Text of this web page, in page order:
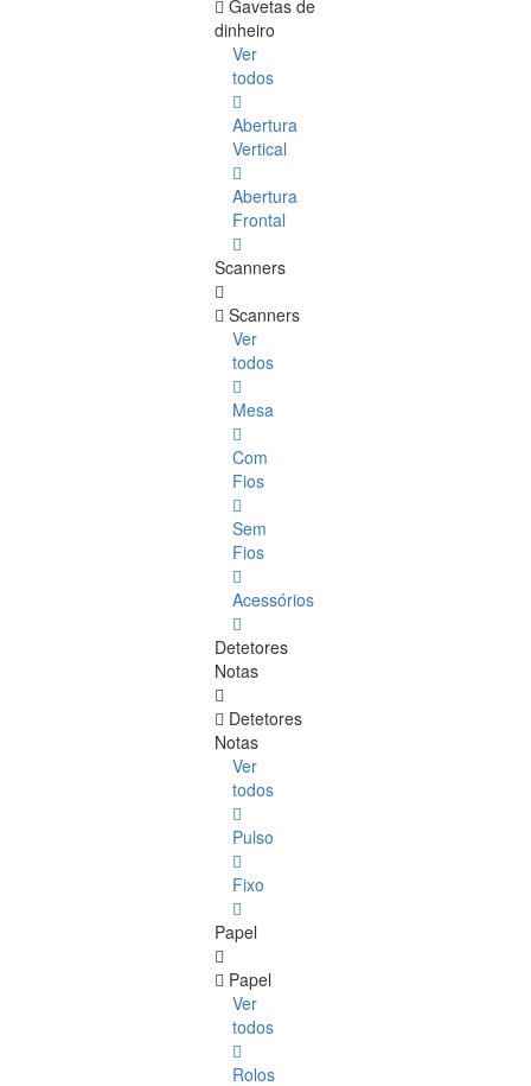
Gavetas de
dinheiro
Ver
todos
Abertura
Vertical
Abertura
Frontal
Scanners
Scanners
Ver
todos
Mesa
Com
Fios
Sem
Fios
Acessórios
Detetores
Notas
Detetores
Notas
Ver
todos
Pulso
Fixo
Papel
Papel
Ver
todos
Rolos